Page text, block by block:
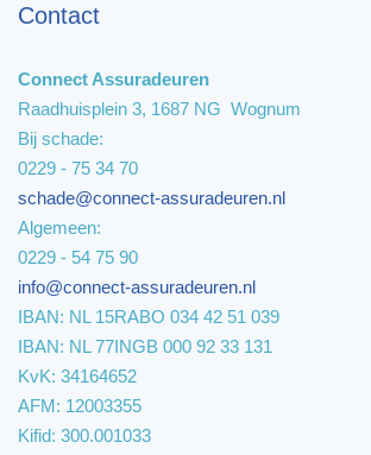
Contact
Connect Assuradeuren
Raadhuisplein 3, 1687 NG Wognum
Bij schade:
0229 - 75 34 70
schade@connect-assuradeuren.nl
Algemeen:
0229 - 54 75 90
info@connect-assuradeuren.nl
IBAN: NL 15RABO 034 42 51 039
IBAN: NL 77INGB 000 92 33 131
KvK: 34164652
AFM: 12003355
Kifid: 300.001033